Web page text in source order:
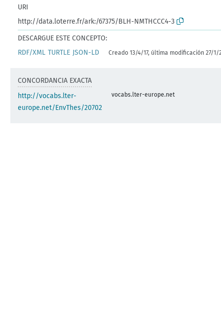
URI
http://data.loterre.fr/ark:/67375/BLH-NMTHCCC4-3
DESCARGUE ESTE CONCEPTO:
RDF/XML TURTLE JSON-LD Creado 13/4/17, última modificación 27/1/
CONCORDANCIA EXACTA
http://vocabs.lter-
europe.net/EnvThes/20702
vocabs.lter-europe.net